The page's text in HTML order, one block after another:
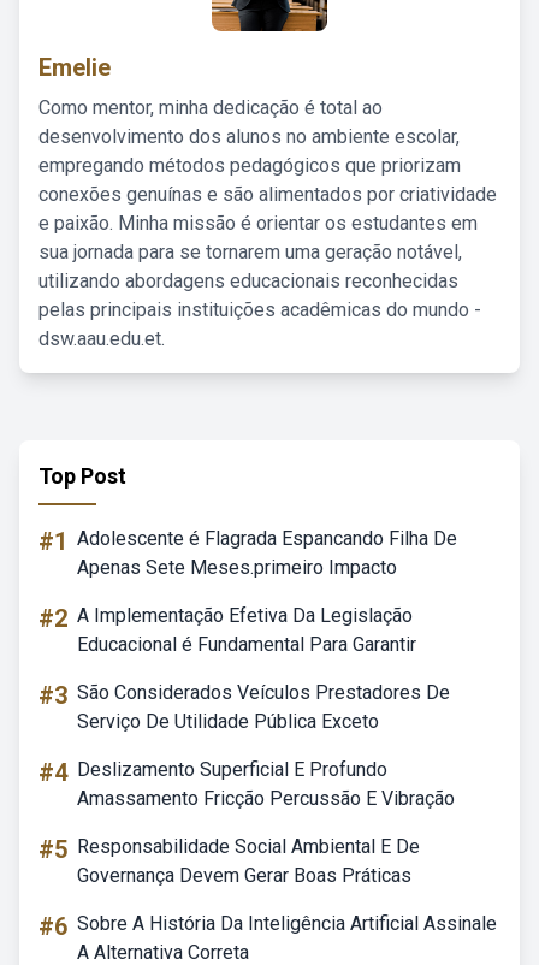
Emelie
Como mentor, minha dedicação é total ao
desenvolvimento dos alunos no ambiente escolar,
empregando métodos pedagógicos que priorizam
conexões genuínas e são alimentados por criatividade
e paixão. Minha missão é orientar os estudantes em
sua jornada para se tornarem uma geração notável,
utilizando abordagens educacionais reconhecidas
pelas principais instituições acadêmicas do mundo -
dsw.aau.edu.et.
Top Post
#1 Adolescente é Flagrada Espancando Filha De
Apenas Sete Meses.primeiro Impacto
#2 A Implementação Efetiva Da Legislação
Educacional é Fundamental Para Garantir
#3 São Considerados Veículos Prestadores De
Serviço De Utilidade Pública Exceto
#4 Deslizamento Superficial E Profundo
Amassamento Fricção Percussão E Vibração
#5 Responsabilidade Social Ambiental E De
Governança Devem Gerar Boas Práticas
#6 Sobre A História Da Inteligência Artificial Assinale
A Alternativa Correta